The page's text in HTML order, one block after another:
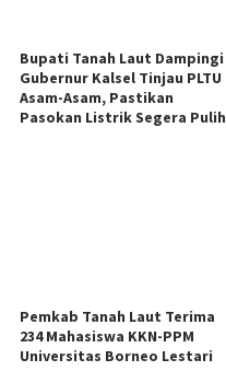
Bupati Tanah Laut Dampingi
Gubernur Kalsel Tinjau PLTU
Asam-Asam, Pastikan
Pasokan Listrik Segera Pulih
Pemkab Tanah Laut Terima
234 Mahasiswa KKN-PPM
Universitas Borneo Lestari